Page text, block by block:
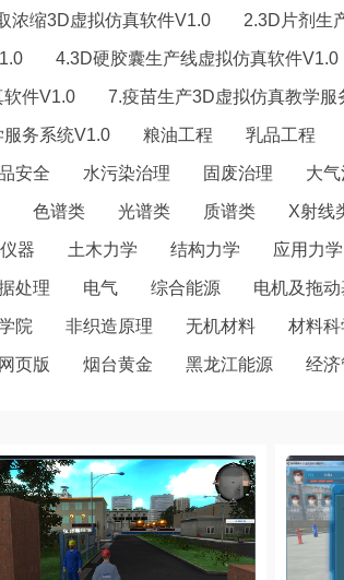
浓缩3D虚拟仿真软件V1.0 2.3D片剂生
4.3D硬胶囊生产线虚拟仿真软件V1.0
软件V1.0 7.疫苗生产3D虚拟仿真教学服
务系统V1.0 粮油工程 乳品工程
安全 水污染治理 固废治理 大
色谱类 光谱类 质谱类 X射线
器 土木力学 结构力学 应用力学
处理 电气 综合能源 电机及拖
院 非织造原理 无机材料 材料
网页版 烟台黄金 黑龙江能源 经济